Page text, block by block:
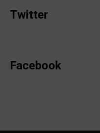
Twitter
Facebook